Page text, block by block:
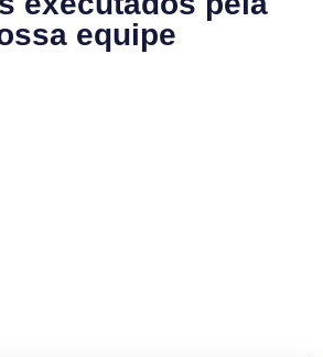
equipe